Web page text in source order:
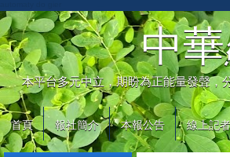
中
本平台多元中立，期盼為正能量發聲，
首頁 報社簡介 本報公告 線上記